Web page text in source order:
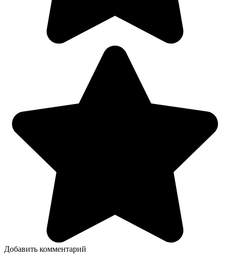
Добавить комментарий